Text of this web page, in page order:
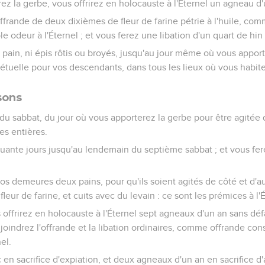
la gerbe, vous offrirez en holocauste à l'Éternel un agneau
de deux dixièmes de fleur de farine pétrie à l'huile,
odeur à l'Éternel ; et vous ferez une libation d'un quart de hin
ni épis rôtis ou broyés, jusqu'au jour même où vous
pour vos descendants, dans tous les lieux où vous
sabbat, du jour où vous apporterez la gerbe pour être agitée
entières.
jours jusqu'au lendemain du septième sabbat ; et vous
demeures deux pains, pour qu'ils soient agités de côté et
de farine, et cuits avec du levain : ce sont les prémices à
offrirez en holocauste à l'Éternel sept agneaux d'un an sans
l'offrande et la libation ordinaires, comme offrande
sacrifice d'expiation, et deux agneaux d'un an en sacrifice